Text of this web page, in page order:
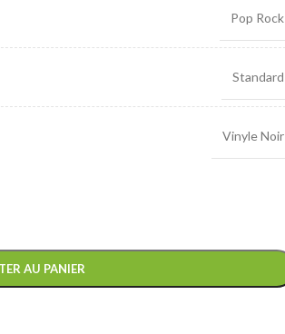
Pop Rock
Standard
Vinyle Noir
AU PANIER